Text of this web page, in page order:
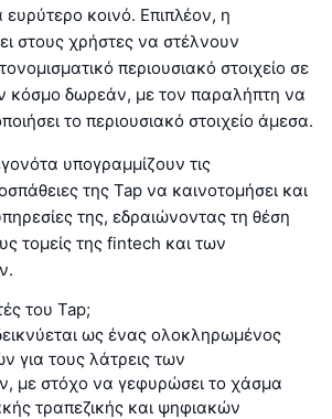
ευρύτερο κοινό. Επιπλέον, η
στους χρήστες να στέλνουν
περιουσιακό στοιχείο σε
κόσμο δωρεάν, με τον παραλήπτη να
το περιουσιακό στοιχείο άμεσα.
υπογραμμίζουν τις
της Tap να καινοτομήσει και
της, εδραιώνοντας τη θέση
τομείς της fintech και των
του Tap;
ως ένας ολοκληρωμένος
για τους λάτρεις των
με στόχο να γεφυρώσει το χάσμα
τραπεζικής και ψηφιακών